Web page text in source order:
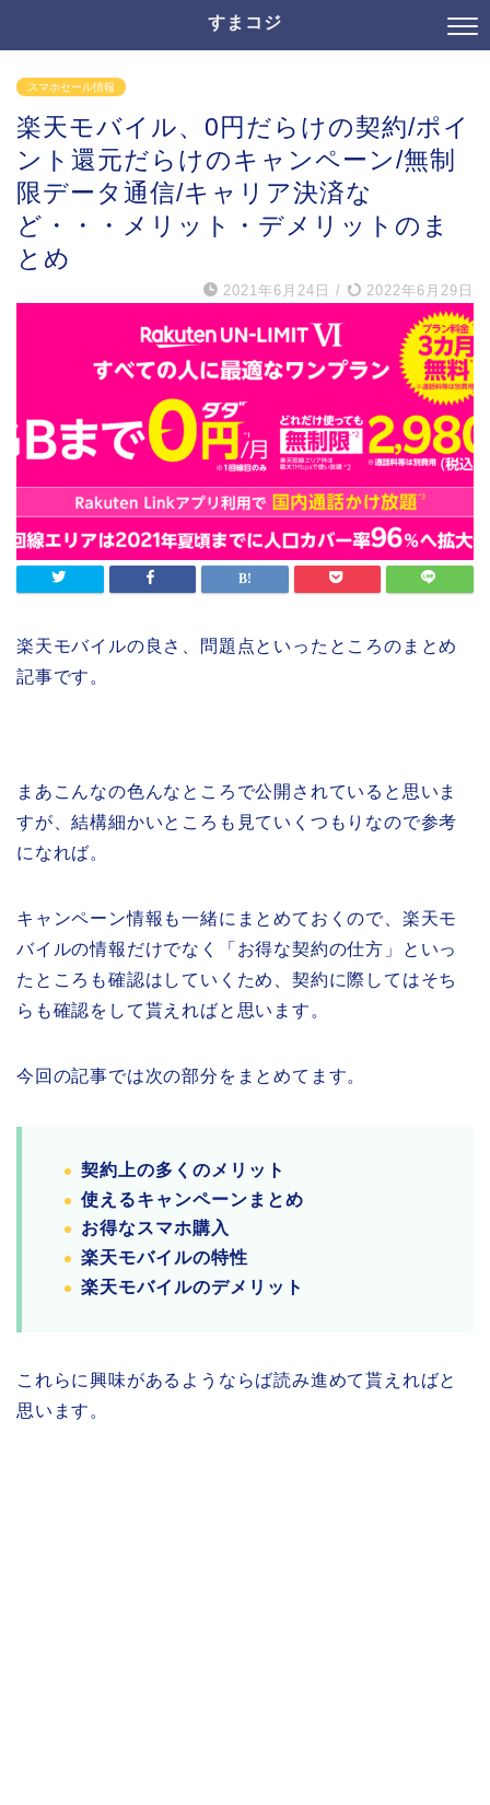
すまコジ
スマホセール情報
楽天モバイル、0円だらけの契約/ポイ
ント還元だらけのキャンペーン/無制
限データ通信/キャリア決済な
ど・・・メリット・デメリットのま
とめ
2021年6月24日 / 2022年6月29日
楽天モバイルの良さ、問題点といったところのまとめ
記事です。
まあこんなの色んなところで公開されていると思いま
すが、結構細かいところも見ていくつもりなので参考
になれば。
キャンペーン情報も一緒にまとめておくので、楽天モ
バイルの情報だけでなく「お得な契約の仕方」といっ
たところも確認はしていくため、契約に際してはそち
らも確認をして貰えればと思います。
今回の記事では次の部分をまとめてます。
契約上の多くのメリット
使えるキャンペーンまとめ
お得なスマホ購入
楽天モバイルの特性
楽天モバイルのデメリット
これらに興味があるようならば読み進めて貰えればと
思います。